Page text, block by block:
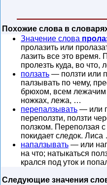
Похожие слова в
Значение слова
пролазить или
лазить все это время.
пролезть куда, во что,
ползать — ползти или
палзывать по чему,
брюхом, всем лежачим
ножках, лежа, …
перепалзывать — или
переползти, ползти
ползком. Переползая
покидает следок. Лиса
напалзывать — или
на что; натыкаться
крался под уток и
Следующие значения